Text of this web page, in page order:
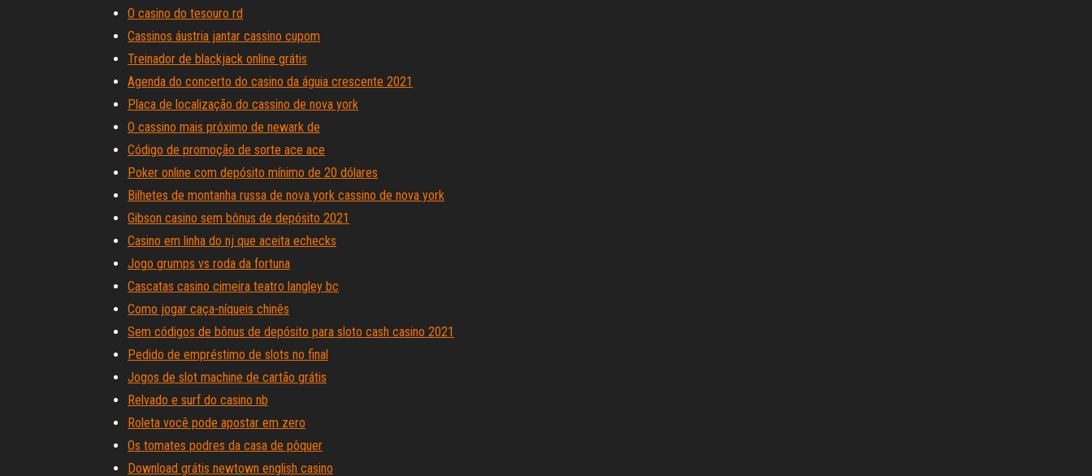
O casino do tesouro rd
Cassinos áustria jantar cassino cupom
Treinador de blackjack online grátis
Agenda do concerto do casino da águia crescente 2021
Placa de localização do cassino de nova york
O cassino mais próximo de newark de
Código de promoção de sorte ace ace
Poker online com depósito mínimo de 20 dólares
Bilhetes de montanha russa de nova york cassino de nova york
Gibson casino sem bônus de depósito 2021
Casino em linha do nj que aceita echecks
Jogo grumps vs roda da fortuna
Cascatas casino cimeira teatro langley bc
Como jogar caça-níqueis chinês
Sem códigos de bônus de depósito para sloto cash casino 2021
Pedido de empréstimo de slots no final
Jogos de slot machine de cartão grátis
Relvado e surf do casino nb
Roleta você pode apostar em zero
Os tomates podres da casa de pôquer
Download grátis newtown english casino